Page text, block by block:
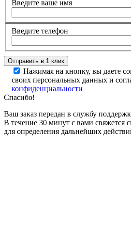
Введите ваше имя
Введите телефон
Нажимая на кнопку, вы даете
своих персональных данных и
конфиденциальности
Спасибо!
Ваш заказ передан в службу
В течение 30 минут с вами свяжется
для определения дальнейших